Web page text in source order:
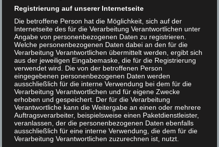
Registrierung auf unserer Internetseite
Die betroffene Person hat die Möglichkeit, sich auf der
Internetseite des für die Verarbeitung Verantwortlichen unter
Angabe von personenbezogenen Daten zu registrieren.
Welche personenbezogenen Daten dabei an den für die
Verarbeitung Verantwortlichen übermittelt werden, ergibt sich
aus der jeweiligen Eingabemaske, die für die Registrierung
verwendet wird. Die von der betroffenen Person
eingegebenen personenbezogenen Daten werden
ausschließlich für die interne Verwendung bei dem für die
Verarbeitung Verantwortlichen und für eigene Zwecke
erhoben und gespeichert. Der für die Verarbeitung
Verantwortliche kann die Weitergabe an einen oder mehrere
Auftragsverarbeiter, beispielsweise einen Paketdienstleister,
veranlassen, der die personenbezogenen Daten ebenfalls
ausschließlich für eine interne Verwendung, die dem für die
Verarbeitung Verantwortlichen zuzurechnen ist, nutzt.